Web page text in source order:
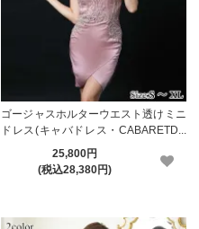
ゴージャスホルターウエスト透けミニ
ドレス(キャバドレス・CABARETDR
ESS)【メーカーお取り寄せ】
25,800円
(税込28,380円)